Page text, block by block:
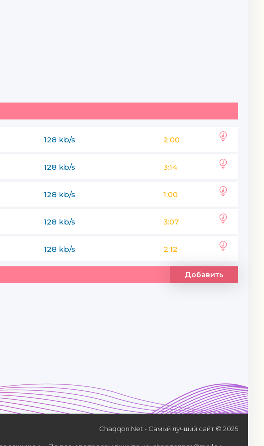
128 kb/s 2:00
128 kb/s 3:14
128 kb/s 1:00
128 kb/s 3:07
128 kb/s 2:12
Добавить
Chaqqon.Net - Самый лучший сайт © 2025